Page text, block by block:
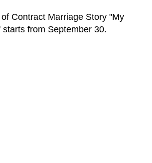
Contract Marriage Story "My
starts from September 30.